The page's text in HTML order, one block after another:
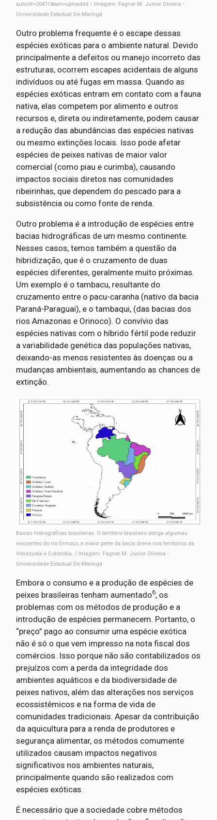
autoctr=20471&win=uploaded / Imagem: Fagner M. Junior Oliveira -
Universidade Estadual De Maringá
Outro problema frequente é o escape dessas
espécies exóticas para o ambiente natural. Devido
principalmente a defeitos ou manejo incorreto das
estruturas, ocorrem escapes acidentais de alguns
indivíduos ou até fugas em massa. Quando as
espécies exóticas entram em contato com a fauna
nativa, elas competem por alimento e outros
recursos e, direta ou indiretamente, podem causar
a redução das abundâncias das espécies nativas
ou mesmo extinções locais. Isso pode afetar
espécies de peixes nativas de maior valor
comercial (como piau e curimba), causando
impactos sociais diretos nas comunidades
ribeirinhas, que dependem do pescado para a
subsistência ou como fonte de renda.
Outro problema é a introdução de espécies entre
bacias hidrográficas de um mesmo continente.
Nesses casos, temos também a questão da
hibridização, que é o cruzamento de duas
espécies diferentes, geralmente muito próximas.
Um exemplo é o tambacu, resultante do
cruzamento entre o pacu-caranha (nativo da bacia
Paraná-Paraguai), e o tambaqui, (das bacias dos
rios Amazonas e Orinoco). O convívio das
espécies nativas com o híbrido fértil pode reduzir
a variabilidade genética das populações nativas,
deixando-as menos resistentes às doenças ou a
mudanças ambientais, aumentando as chances de
extinção.
Bacias hidrográficas brasileiras. O território brasileiro abriga algumas
nascentes do rio Orinoco, a maior parte da bacia drena nos territórios da
Venezuela e Colômbia. / Imagem: Fagner M. Junior Oliveira -
Universidade Estadual De Maringá
Embora o consumo e a produção de espécies de
peixes brasileiras tenham aumentado6, os
problemas com os métodos de produção e a
introdução de espécies permanecem. Portanto, o
“preço” pago ao consumir uma espécie exótica
não é só o que vem impresso na nota fiscal dos
comércios. Isso porque não são contabilizados os
prejuízos com a perda da integridade dos
ambientes aquáticos e da biodiversidade de
peixes nativos, além das alterações nos serviços
ecossistêmicos e na forma de vida de
comunidades tradicionais. Apesar da contribuição
da aquicultura para a renda de produtores e
segurança alimentar, os métodos comumente
utilizados causam impactos negativos
significativos nos ambientes naturais,
principalmente quando são realizados com
espécies exóticas.
É necessário que a sociedade cobre métodos